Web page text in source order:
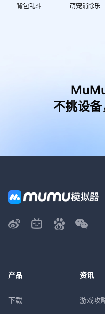
背包乱斗 萌宠消除乐
不挑设备
产品
下载
资讯
游戏攻